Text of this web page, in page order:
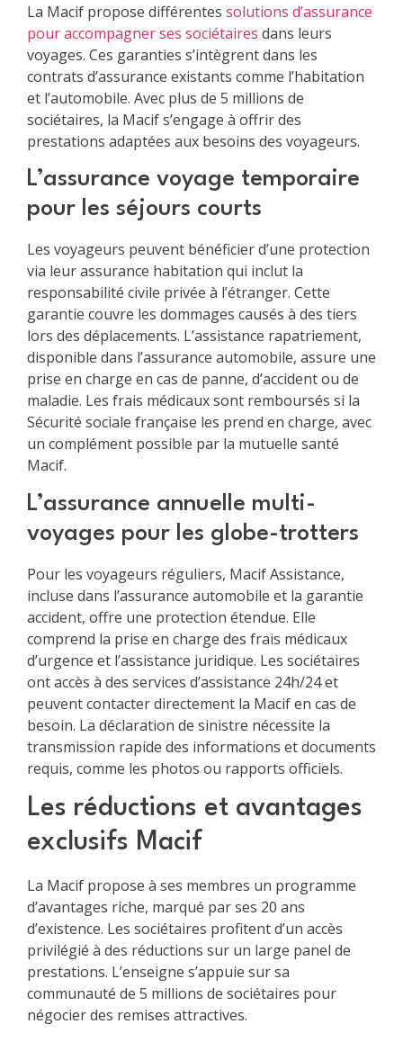
La Macif propose différentes solutions d’assurance
pour accompagner ses sociétaires dans leurs
voyages. Ces garanties s’intègrent dans les
contrats d’assurance existants comme l’habitation
et l’automobile. Avec plus de 5 millions de
sociétaires, la Macif s’engage à offrir des
prestations adaptées aux besoins des voyageurs.
L’assurance voyage temporaire
pour les séjours courts
Les voyageurs peuvent bénéficier d’une protection
via leur assurance habitation qui inclut la
responsabilité civile privée à l’étranger. Cette
garantie couvre les dommages causés à des tiers
lors des déplacements. L’assistance rapatriement,
disponible dans l’assurance automobile, assure une
prise en charge en cas de panne, d’accident ou de
maladie. Les frais médicaux sont remboursés si la
Sécurité sociale française les prend en charge, avec
un complément possible par la mutuelle santé
Macif.
L’assurance annuelle multi-
voyages pour les globe-trotters
Pour les voyageurs réguliers, Macif Assistance,
incluse dans l’assurance automobile et la garantie
accident, offre une protection étendue. Elle
comprend la prise en charge des frais médicaux
d’urgence et l’assistance juridique. Les sociétaires
ont accès à des services d’assistance 24h/24 et
peuvent contacter directement la Macif en cas de
besoin. La déclaration de sinistre nécessite la
transmission rapide des informations et documents
requis, comme les photos ou rapports officiels.
Les réductions et avantages
exclusifs Macif
La Macif propose à ses membres un programme
d’avantages riche, marqué par ses 20 ans
d’existence. Les sociétaires profitent d’un accès
privilégié à des réductions sur un large panel de
prestations. L’enseigne s’appuie sur sa
communauté de 5 millions de sociétaires pour
négocier des remises attractives.